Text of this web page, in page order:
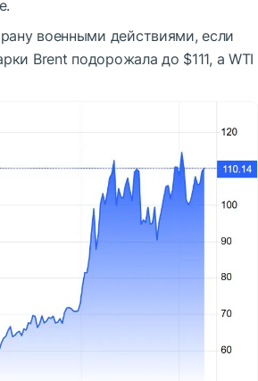
военными действиями, если
Brent подорожала до $111, а WTI